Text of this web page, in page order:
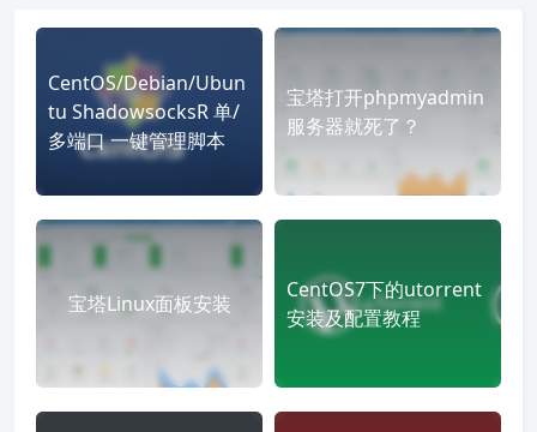
CentOS/Debian/Ubun
tu ShadowsocksR 单/
多端口 一键管理脚本
宝塔打开phpmyadmin
服务器就死了？
宝塔Linux面板安装
CentOS7下的utorrent
安装及配置教程